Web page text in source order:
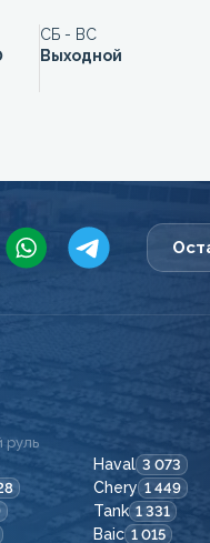
СБ - ВС
Выходной
руль
Haval 3 073
Chery 1 449
Tank 1 331
Baic 1 015